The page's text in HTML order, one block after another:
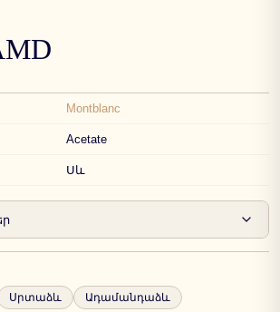
Montblanc
Acetate
Սև
Սրտաձև Ադամանդաձև